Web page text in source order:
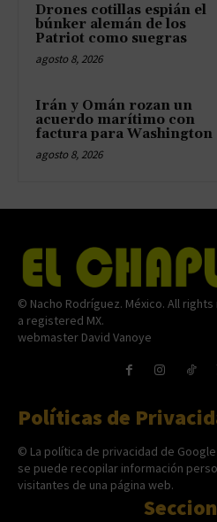
Drones cotillas espián el
búnker alemán de los
Patriot como suegras
agosto 8, 2026
Irán y Omán rozan un
acuerdo marítimo con
factura para Washington
agosto 8, 2026
© Nacho Rodríguez. México. All
a registered MX.
webmaster David Vanoye
Políticas de
© La política de privacidad de
se puede recopilar información
visitantes de una página web.